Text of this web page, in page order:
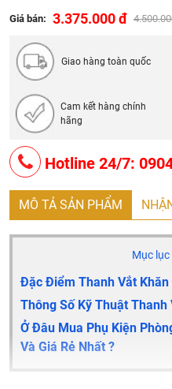
Giá bán: 3.375.000 đ
Giao hàng toàn quốc
Cam kết hàng chính
hãng
Hotline 24/7:
MÔ TẢ SẢN PHẨM
Mục lục
Đặc Điểm Thanh Vắt
Thông Số Kỹ Thuật Thanh
Ở Đâu Mua Phụ Kiện
Và Giá Rẻ Nhất ?